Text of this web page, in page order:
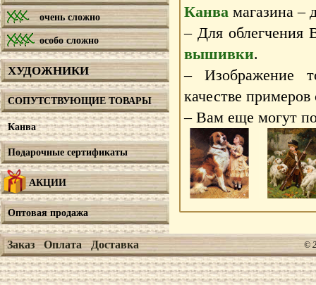
очень сложно
особо сложно
ХУДОЖНИКИ
СОПУТСТВУЮЩИЕ ТОВАРЫ
Канва
Подарочные сертификаты
АКЦИИ
Оптовая продажа
Канва магазина –
– Для облегчения
вышивки.
– Изображение
качестве
– Вам еще могут
Заказ Оплата Доставка ©